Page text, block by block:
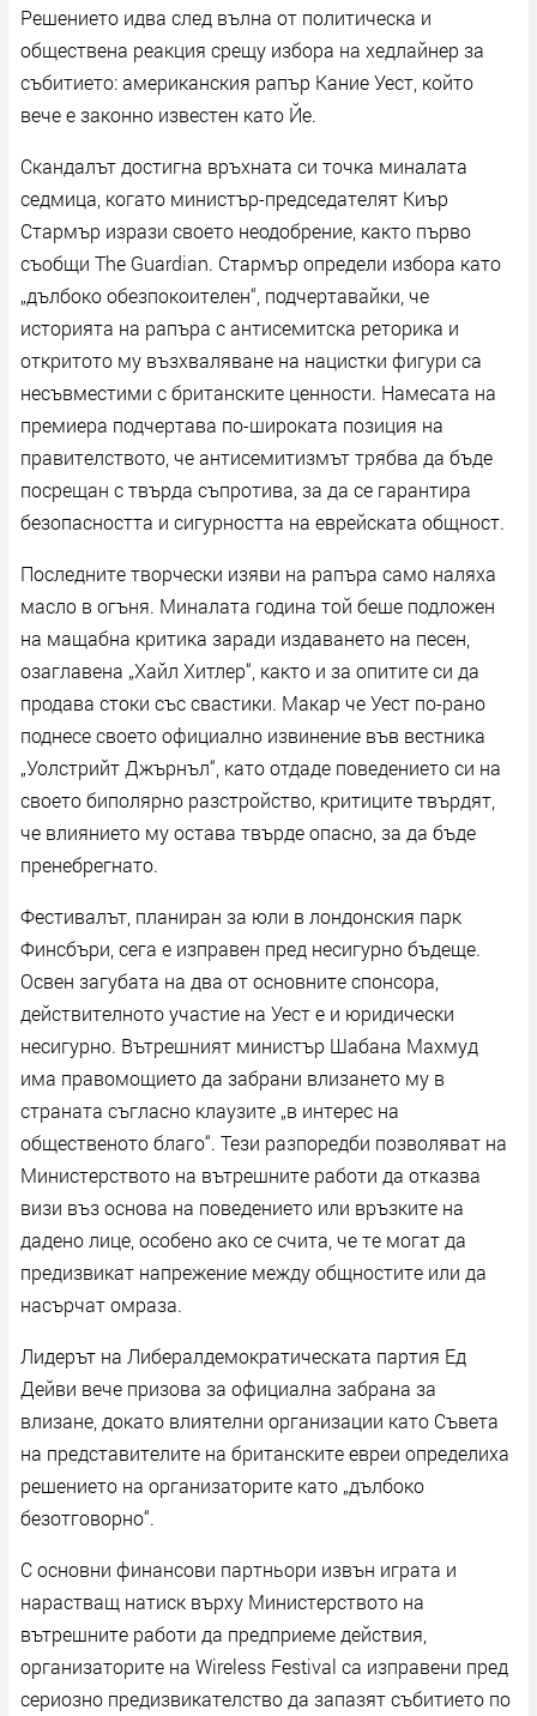
Решението идва след вълна от политическа и
обществена реакция срещу избора на хедлайнер за
събитието: американския рапър Кание Уест, който
вече е законно известен като Йе.
Скандалът достигна връхната си точка миналата
седмица, когато министър-председателят Киър
Стармър изрази своето неодобрение, както първо
съобщи The Guardian. Стармър определи избора като
„дълбоко обезпокоителен“, подчертавайки, че
историята на рапъра с антисемитска реторика и
откритото му възхваляване на нацистки фигури са
несъвместими с британските ценности. Намесата на
премиера подчертава по-широката позиция на
правителството, че антисемитизмът трябва да бъде
посрещан с твърда съпротива, за да се гарантира
безопасността и сигурността на еврейската общност.
Последните творчески изяви на рапъра само наляха
масло в огъня. Миналата година той беше подложен
на мащабна критика заради издаването на песен,
озаглавена „Хайл Хитлер“, както и за опитите си да
продава стоки със свастики. Макар че Уест по-рано
поднесе своето официално извинение във вестника
„Уолстрийт Джърнъл“, като отдаде поведението си на
своето биполярно разстройство, критиците твърдят,
че влиянието му остава твърде опасно, за да бъде
пренебрегнато.
Фестивалът, планиран за юли в лондонския парк
Финсбъри, сега е изправен пред несигурно бъдеще.
Освен загубата на два от основните спонсора,
действителното участие на Уест е и юридически
несигурно. Вътрешният министър Шабана Махмуд
има правомощието да забрани влизането му в
страната съгласно клаузите „в интерес на
общественото благо“. Тези разпоредби позволяват на
Министерството на вътрешните работи да отказва
визи въз основа на поведението или връзките на
дадено лице, особено ако се счита, че те могат да
предизвикат напрежение между общностите или да
насърчат омраза.
Лидерът на Либералдемократическата партия Ед
Дейви вече призова за официална забрана за
влизане, докато влиятелни организации като Съвета
на представителите на британските евреи определиха
решението на организаторите като „дълбоко
безотговорно“.
С основни финансови партньори извън играта и
нарастващ натиск върху Министерството на
вътрешните работи да предприеме действия,
организаторите на Wireless Festival са изправени пред
сериозно предизвикателство да запазят събитието по